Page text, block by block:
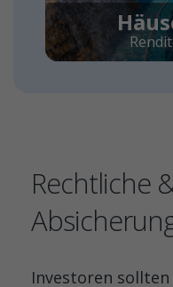
Rechtliche
Investoren